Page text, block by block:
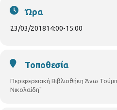
Ώρα
23/03/201814:00-15:00
Τοποθεσία
Περιφερειακή Βιβλιοθήκη Άνω
Νικολαίδη"